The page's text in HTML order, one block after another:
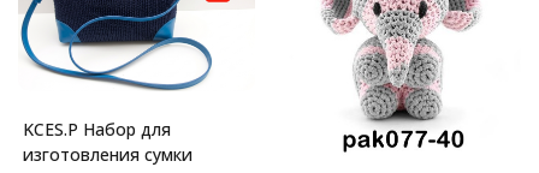
KCES.P Набор для
изготовления сумки